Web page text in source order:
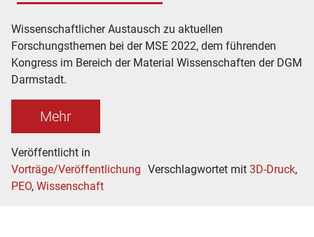
Wissenschaftlicher Austausch zu aktuellen
Forschungsthemen bei der MSE 2022, dem führenden
Kongress im Bereich der Material Wissenschaften der DGM
Darmstadt.
Mehr
Veröffentlicht in
Vorträge/Veröffentlichung Verschlagwortet mit 3D-Druck,
PEO, Wissenschaft